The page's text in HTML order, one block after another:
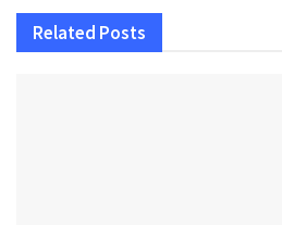
Related Posts